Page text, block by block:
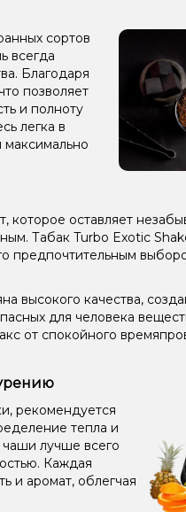
сортов
всегда
Благодаря
позволяет
и полноту
легка в
максимально
которое оставляет
Табак Turbo Exotic
предпочтительным
высокого качества,
для человека
от спокойного
рекомендуется
тепла и
лучше всего
Каждая
и аромат, облегчая